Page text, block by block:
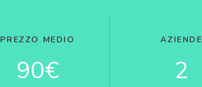
PREZZO MEDIO
90€
AZIENDE
2